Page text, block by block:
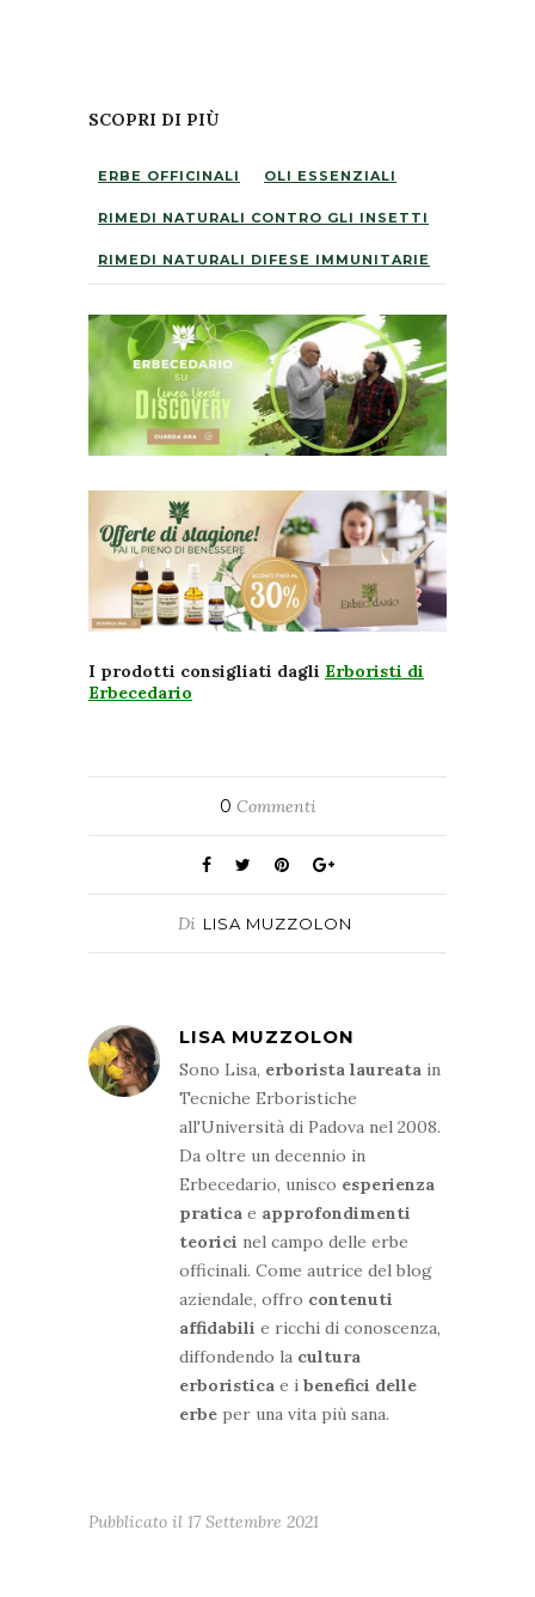
SCOPRI DI PIÙ
ERBE OFFICINALI OLI ESSENZIALI
RIMEDI NATURALI CONTRO GLI INSETTI
RIMEDI NATURALI DIFESE IMMUNITARIE
I prodotti consigliati dagli Erboristi di
Erbecedario
0 Commenti
Di LISA MUZZOLON
LISA MUZZOLON
Sono Lisa, erborista laureata in
Tecniche Erboristiche
all'Università di Padova nel 2008.
Da oltre un decennio in
Erbecedario, unisco esperienza
pratica e approfondimenti
teorici nel campo delle erbe
officinali. Come autrice del blog
aziendale, offro contenuti
affidabili e ricchi di conoscenza,
diffondendo la cultura
erboristica e i benefici delle
erbe per una vita più sana.
Pubblicato il 17 Settembre 2021